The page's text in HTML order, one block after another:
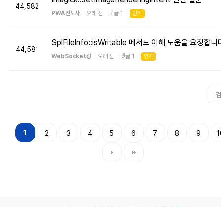
44,582
PWA전도사 오래 전 댓글 1 인기
44,581
SplFileInfo::isWritable 메서드 이해 도움을 요청합니
WebSocket광 오래 전 댓글 1 인기
1 2 3 4 5 6 7 8 9